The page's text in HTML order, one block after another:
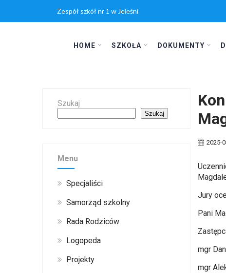
Zespół szkół nr 1 w Jeleśni
HOME SZKOŁA DOKUMENTY
Szukaj
Szukaj
Menu
Specjaliści
Samorząd szkolny
Rada Rodziców
Logopeda
Projekty
2025-
Jury
Pani
mgr
mgr